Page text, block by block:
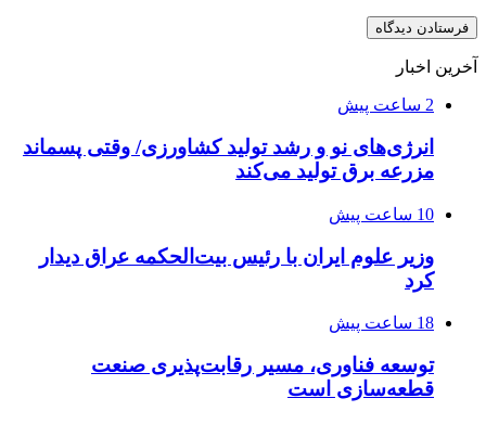
آخرین اخبار
2 ساعت پیش
انرژی‌های نو و رشد تولید کشاورزی/ وقتی پسماند
مزرعه‌ برق تولید می‌کند
10 ساعت پیش
وزیر علوم ایران با رئیس بیت‌الحکمه عراق دیدار
کرد
18 ساعت پیش
توسعه فناوری، مسیر رقابت‌پذیری صنعت
قطعه‌سازی است